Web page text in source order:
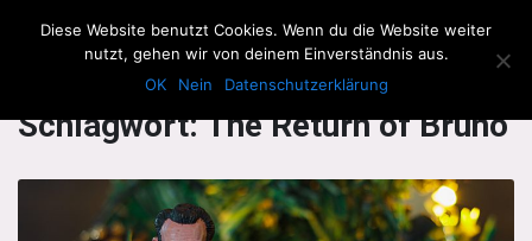
The Howling Men
Schlagwort:The Return of Bruno
Diese Website benutzt Cookies. Wenn du die Website weiter
nutzt, gehen wir von deinem Einverständnis aus.
OK
Nein Datenschutzerklärung